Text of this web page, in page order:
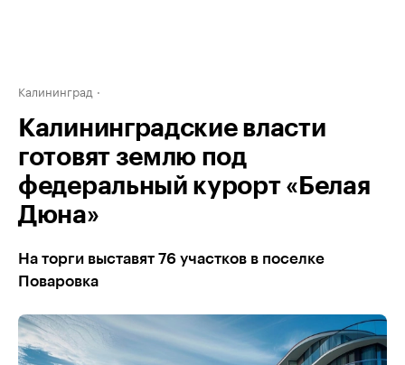
Калининград
Калининградские власти
готовят землю под
федеральный курорт «Белая
Дюна»
На торги выставят 76 участков в поселке
Поваровка